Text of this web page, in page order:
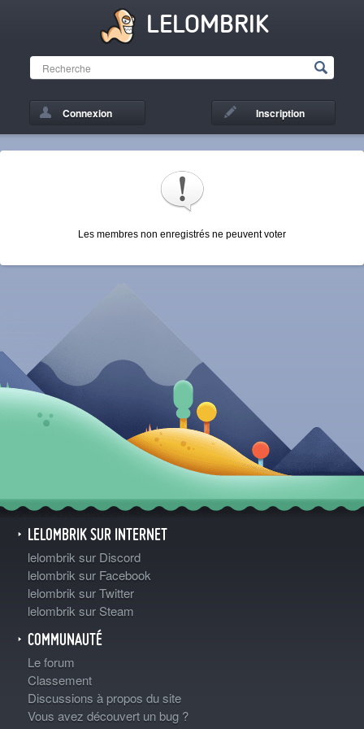
LELOMBRIK
Connexion Inscription
Les membres non enregistrés ne peuvent voter
LELOMBRIK SUR INTERNET
lelombrik sur Discord
lelombrik sur Facebook
lelombrik sur Twitter
lelombrik sur Steam
COMMUNAUTÉ
Le forum
Classement
Discussions à propos du site
Vous avez découvert un bug ?